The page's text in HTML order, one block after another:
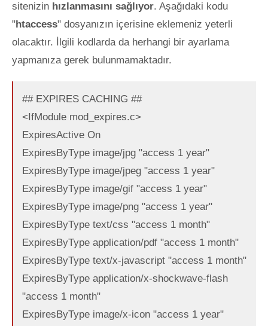
sitenizin hızlanmasını sağlıyor. Aşağıdaki kodu
"htaccess" dosyanızın içerisine eklemeniz yeterli
olacaktır. İlgili kodlarda da herhangi bir ayarlama
yapmanıza gerek bulunmamaktadır.
## EXPIRES CACHING ##
<IfModule mod_expires.c>
ExpiresActive On
ExpiresByType image/jpg "access 1 year"
ExpiresByType image/jpeg "access 1 year"
ExpiresByType image/gif "access 1 year"
ExpiresByType image/png "access 1 year"
ExpiresByType text/css "access 1 month"
ExpiresByType application/pdf "access 1 month"
ExpiresByType text/x-javascript "access 1 month"
ExpiresByType application/x-shockwave-flash
"access 1 month"
ExpiresByType image/x-icon "access 1 year"